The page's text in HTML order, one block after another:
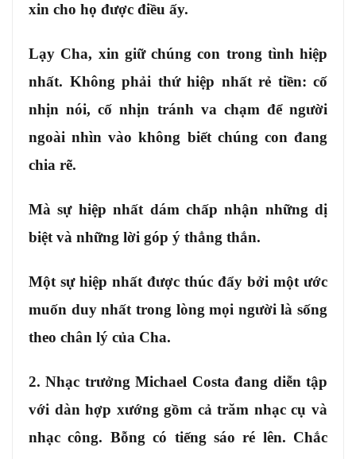
xin cho họ được điều ấy.
Lạy Cha, xin giữ chúng con trong tình hiệp
nhất. Không phải thứ hiệp nhất rẻ tiền: cố
nhịn nói, cố nhịn tránh va chạm để người
ngoài nhìn vào không biết chúng con đang
chia rẽ.
Mà sự hiệp nhất dám chấp nhận những dị
biệt và những lời góp ý thẳng thắn.
Một sự hiệp nhất được thúc đẩy bởi một ước
muốn duy nhất trong lòng mọi người là sống
theo chân lý của Cha.
2. Nhạc trưởng Michael Costa đang diễn tập
với dàn hợp xướng gồm cả trăm nhạc cụ và
nhạc công. Bỗng có tiếng sáo ré lên. Chắc